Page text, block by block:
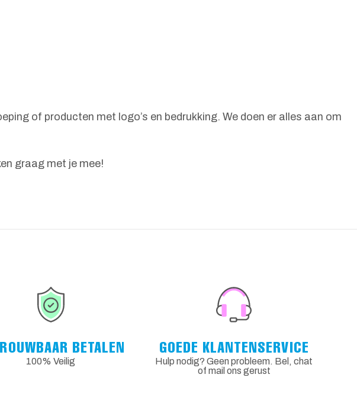
of producten met logo’s en bedrukking. We doen er alles aan om
graag met je mee!
BETALEN
100% Veilig
GOEDE KLANTENSERVICE
Hulp nodig? Geen probleem. Bel, chat
of mail ons gerust